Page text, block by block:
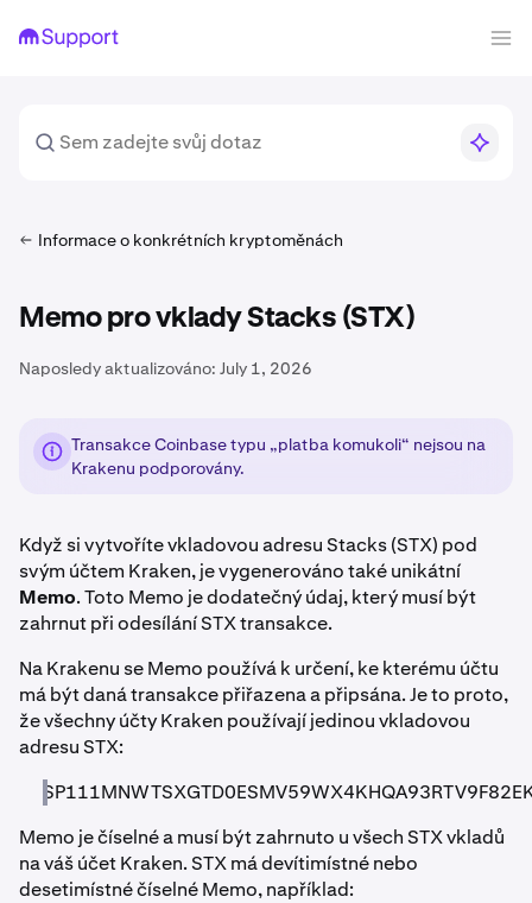
Informace o konkrétních kryptoměnách
Memo pro vklady Stacks (STX)
Naposledy aktualizováno: July 1, 2026
Transakce Coinbase typu „platba komukoli“ nejsou na
Krakenu podporovány.
Když si vytvoříte vkladovou adresu Stacks (STX) pod
svým účtem Kraken, je vygenerováno také unikátní
Memo. Toto Memo je dodatečný údaj, který musí být
zahrnut při odesílání STX transakce.
Na Krakenu se Memo používá k určení, ke kterému účtu
má být daná transakce přiřazena a připsána. Je to proto,
že všechny účty Kraken používají jedinou vkladovou
adresu STX:
Memo je číselné a musí být zahrnuto u všech STX vkladů
na váš účet Kraken. STX má devítimístné nebo
desetimístné číselné Memo, například: